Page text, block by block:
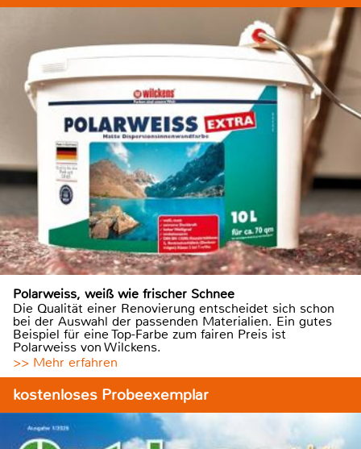
Polarweiss, weiß wie frischer Schnee
Die Qualität einer Renovierung entscheidet sich schon
bei der Auswahl der passenden Materialien. Ein gutes
Beispiel für eine Top-Farbe zum fairen Preis ist
Polarweiss von Wilckens.
>> Mehr erfahren
kostenloses Probeexemplar